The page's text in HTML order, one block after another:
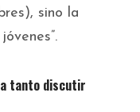
sino la
tanto discutir